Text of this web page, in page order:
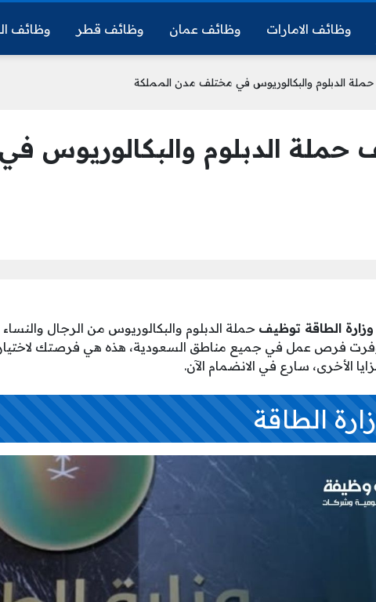
وظائف الامارات وظائف عمان وظائف قطر وظائف
الدبلوم والبكالوريوس في مختلف مدن المملكة
حملة الدبلوم والبكالوريوس
وزارة الطاقة توظيف حملة الدبلوم والبكالوريوس من الرجال
فرص عمل في جميع مناطق السعودية، هذه هي فرصتك
الأخرى، سارع في الانضمام الآن.
الطاقة